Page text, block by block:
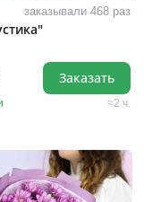
заказывали 468 раз
2 ч.
Заказать